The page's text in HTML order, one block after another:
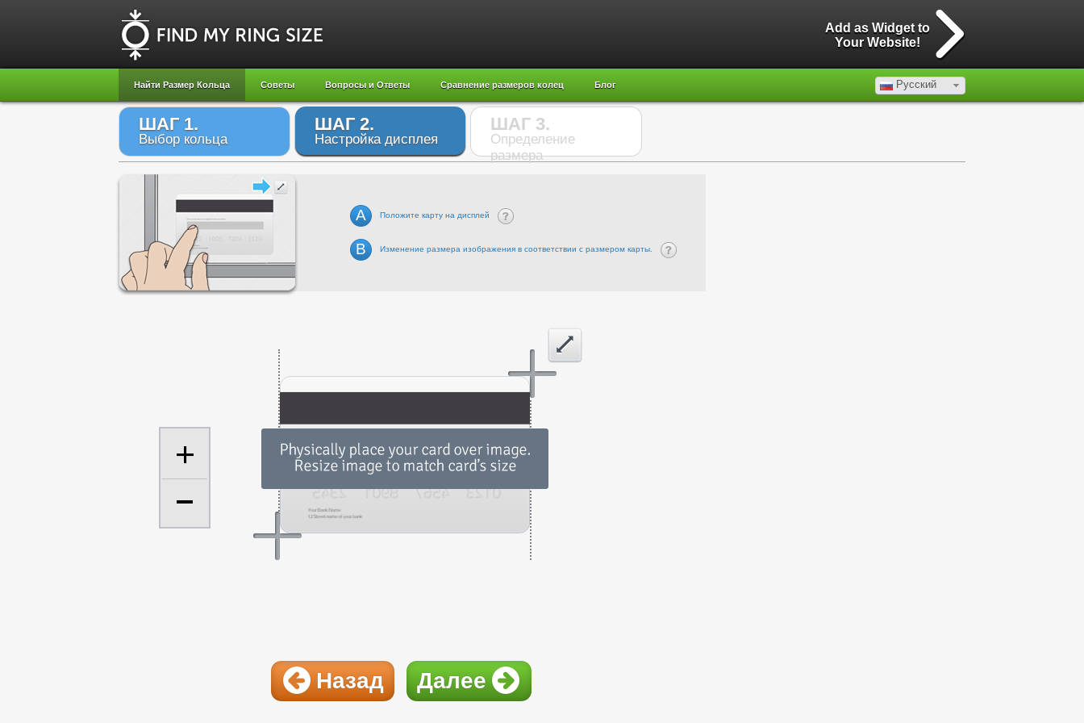
Add as Widget to
Your Website!
Найти Размер Кольца Советы Вопросы и Ответы Сравнение размеров колец Блог Русский
ШАГ 1.
Выбор кольца
ШАГ 2.
Настройка дисплея
ШАГ 3.
Определение
размера
A Положите карту на дисплей
B Изменение размера изображения в соответствии с размером карты.
+
Назад Далее